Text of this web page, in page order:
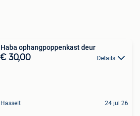
Haba ophangpoppenkast deur
€ 30,00 Details
Hasselt 24 jul 26